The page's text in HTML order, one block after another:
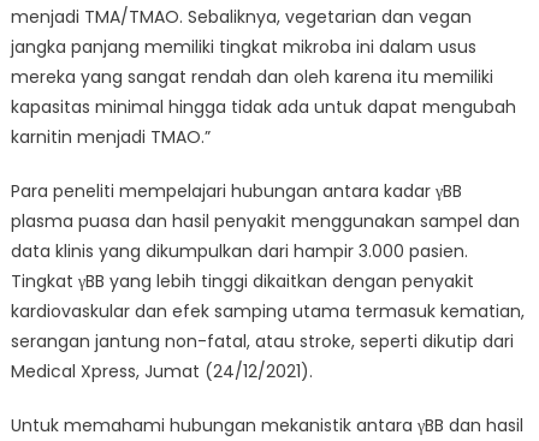
menjadi TMA/TMAO. Sebaliknya, vegetarian dan vegan
jangka panjang memiliki tingkat mikroba ini dalam usus
mereka yang sangat rendah dan oleh karena itu memiliki
kapasitas minimal hingga tidak ada untuk dapat mengubah
karnitin menjadi TMAO.”
Para peneliti mempelajari hubungan antara kadar γBB
plasma puasa dan hasil penyakit menggunakan sampel dan
data klinis yang dikumpulkan dari hampir 3.000 pasien.
Tingkat γBB yang lebih tinggi dikaitkan dengan penyakit
kardiovaskular dan efek samping utama termasuk kematian,
serangan jantung non-fatal, atau stroke, seperti dikutip dari
Medical Xpress, Jumat (24/12/2021).
Untuk memahami hubungan mekanistik antara γBB dan hasil